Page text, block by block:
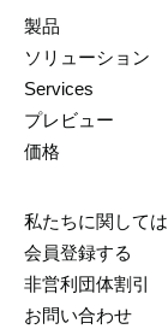
製品
ソリューション
Services
プレビュー
価格
私たちに関しては
会員登録する
非営利団体割引
お問い合わせ